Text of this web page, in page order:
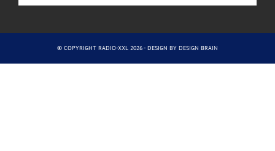
© COPYRIGHT RADIO-XXL 2026 - DESIGN BY DESIGN BRAIN